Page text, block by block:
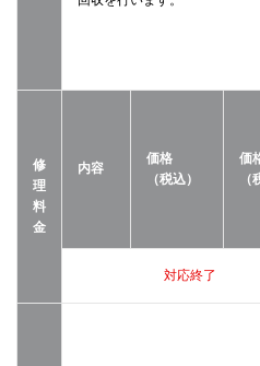
修
理
料
金
内容
価格
（税込）
価
（
対応終了